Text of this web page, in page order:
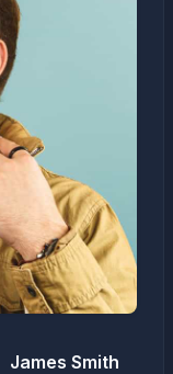
James Smith